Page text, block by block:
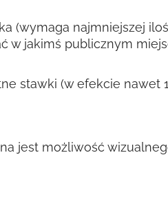
(wymaga najmniejszej
w jakimś publicznym
stawki (w efekcie nawet
jest możliwość